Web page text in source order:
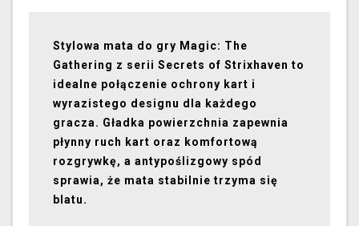
Stylowa mata do gry Magic: The
Gathering z serii Secrets of Strixhaven to
idealne połączenie ochrony kart i
wyrazistego designu dla każdego
gracza. Gładka powierzchnia zapewnia
płynny ruch kart oraz komfortową
rozgrywkę, a antypoślizgowy spód
sprawia, że mata stabilnie trzyma się
blatu.